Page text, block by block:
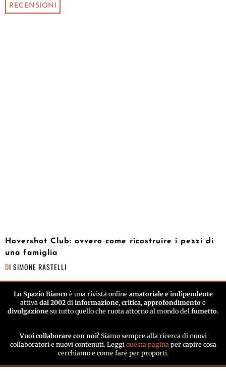
RECENSIONI
Hovershot Club: ovvero come ricostruire i pezzi di
una famiglia
DI SIMONE RASTELLI
Lo Spazio Biancoè una rivista online amatoriale e indipendente
attiva dal 2002 di informazione, critica, approfondimento e
divulgazione su tutto quello che ruota attorno al mondo del fumetto.
Vuoi collaborare con noi? Siamo sempre alla ricerca di nuovi
collaboratori e nuovi contenuti. Leggi questa paginaper capire cosa
cerchiamo e come fare per proporti.